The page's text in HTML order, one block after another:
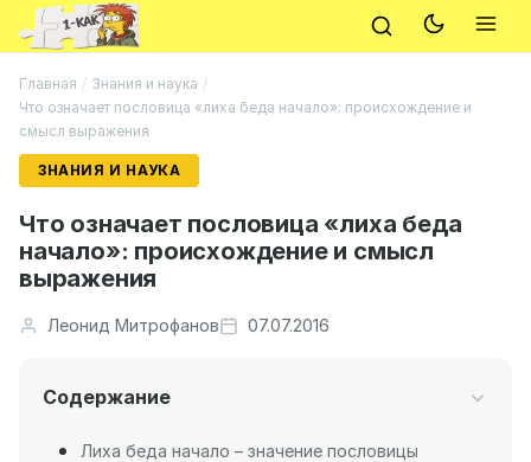
Главная / Знания и наука /
Что означает пословица «лиха беда начало»: происхождение и
смысл выражения
ЗНАНИЯ И НАУКА
Что означает пословица «лиха беда
начало»: происхождение и смысл
выражения
Леонид Митрофанов 07.07.2016
Содержание
Лиха беда начало – значение пословицы